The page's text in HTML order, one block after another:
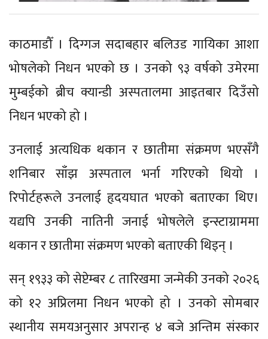
काठमाडौँ । दिग्गज सदाबहार बलिउड गायिका आशा
भोषलेको निधन भएको छ । उनको ९३ वर्षको उमेरमा
मुम्बईको ब्रीच क्यान्डी अस्पतालमा आइतबार दिउँसो
निधन भएको हो ।
उनलाई अत्यधिक थकान र छातीमा संक्रमण भएसँगै
शनिबार साँझ अस्पताल भर्ना गरिएको थियो ।
रिपोर्टहरूले उनलाई हृदयघात भएको बताएका थिए।
यद्यपि उनकी नातिनी जनाई भोषलेले इन्स्टाग्राममा
थकान र छातीमा संक्रमण भएको बताएकी थिइन् ।
सन् १९३३ को सेप्टेम्बर ८ तारिखमा जन्मेकी उनको २०२६
को १२ अप्रिलमा निधन भएको हो । उनको सोमबार
स्थानीय समयअनुसार अपरान्ह ४ बजे अन्तिम संस्कार